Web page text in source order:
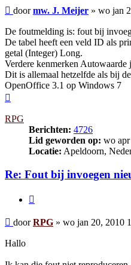
Bericht
doormw. J. Meijer » wo jan
De foutmelding is: fout bij
De tabel heeft een veld ID als
getal (Integer) Long.
Verdere kenmerken Autowaarde
Dit is allemaal hetzelfde als bij
OpenOffice 3.1 op Windows 7
RPG
Berichten: 4726
Lid geworden op: wo
Locatie: Apeldoorn,
Re: Fout bij invoegen
Bericht
doorRPG » wo jan 20, 2010
Hallo